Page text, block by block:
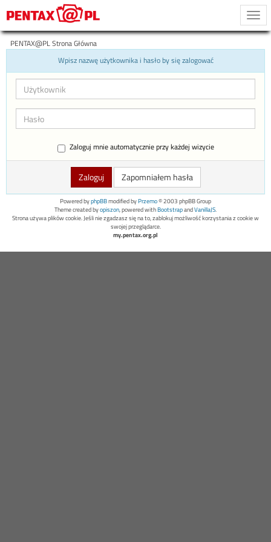
PENTAX@PL Strona Główna
Wpisz nazwę użytkownika i hasło by się zalogować
Zaloguj mnie automatycznie przy każdej wizycie
Zapomniałem hasła
Powered byphpBBmodified byPrzemo© 2003 phpBB Group
Theme created byopiszon, powered withBootstrapandVanillaJS.
Strona używa plików cookie. Jeśli nie zgadzasz się na to, zablokuj możliwość korzystania z cookie w
swojej przeglądarce.
my.pentax.org.pl